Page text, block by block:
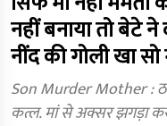
नहीं बनाया तो बेटे
नींद की गोली खा
Son Murder Mother :
कत्ल. मां से अक्सर झगड़ा